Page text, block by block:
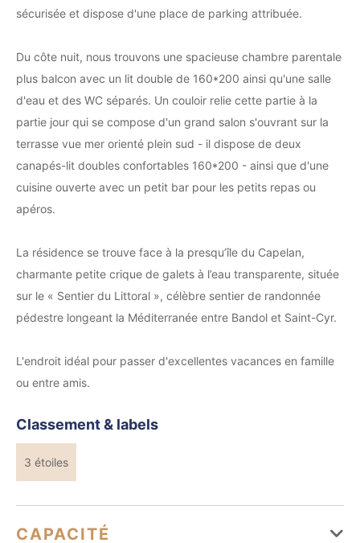
sécurisée et dispose d'une place de parking attribuée.
Du côte nuit, nous trouvons une spacieuse chambre parentale
plus balcon avec un lit double de 160*200 ainsi qu'une salle
d'eau et des WC séparés. Un couloir relie cette partie à la
partie jour qui se compose d'un grand salon s'ouvrant sur la
terrasse vue mer orienté plein sud - il dispose de deux
canapés-lit doubles confortables 160*200 - ainsi que d'une
cuisine ouverte avec un petit bar pour les petits repas ou
apéros.
La résidence se trouve face à la presqu’île du Capelan,
charmante petite crique de galets à l’eau transparente, située
sur le « Sentier du Littoral », célèbre sentier de randonnée
pédestre longeant la Méditerranée entre Bandol et Saint-Cyr.
L'endroit idéal pour passer d'excellentes vacances en famille
ou entre amis.
Classement & labels
3 étoiles
CAPACITÉ